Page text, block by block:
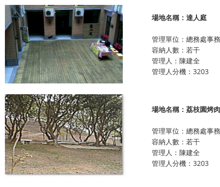
場地名稱：達人庭
管理單位：總務處事
容納人數：若干
管理人：陳建全
管理人分機：3203
場地名稱：荔枝園烤
管理單位：總務處事
容納人數：若干
管理人：陳建全
管理人分機：3203